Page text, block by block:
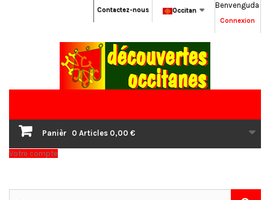
Benvenguda
Connexion
Occitan
Contactez-nous
Panièr 0 Articles 0,00 €
Votre compte